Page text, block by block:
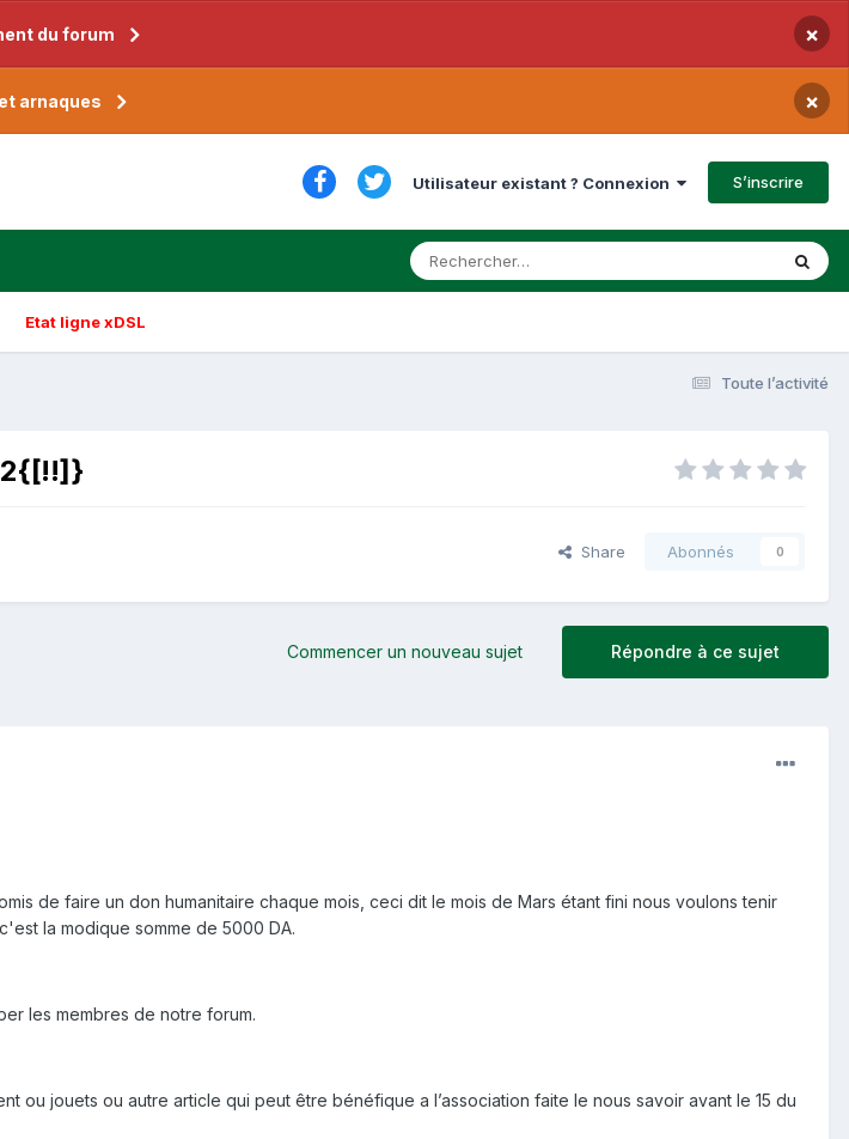
du forum ×
arnaques ×
Utilisateur existant ? Connexion S’inscrire
Etat ligne xDSL
Toute l’activité
Share Abonnés 0
Répondre à ce sujet
Commencer un nouveau sujet
de faire un don humanitaire chaque mois, ceci dit le mois de Mars étant fini nous voulons tenir
la modique somme de 5000 DA.
les membres de notre forum.
ou jouets ou autre article qui peut être bénéfique a l’association faite le nous savoir avant le 15 du